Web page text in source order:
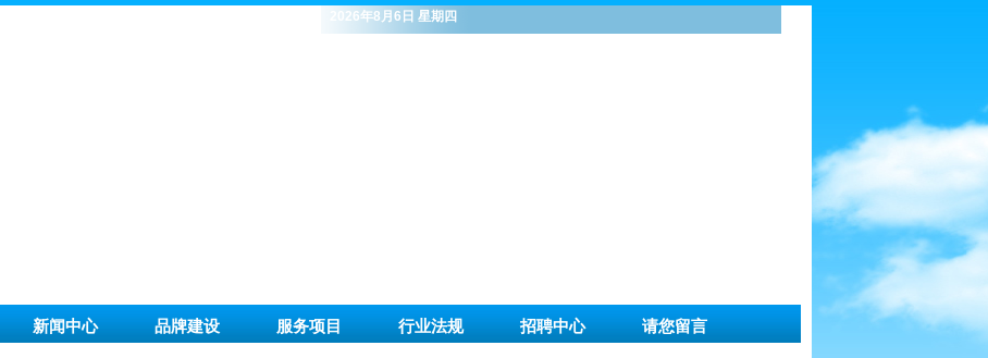
2026年8月6日 星期四
新闻中心 品牌建设 服务项目 行业法规 招聘中心 请您留言